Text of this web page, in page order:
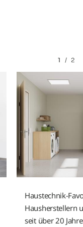
1 / 2
Haustechnik-
Hausherstellern
seit über 20